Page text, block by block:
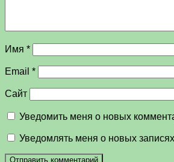
Имя *
Email *
Сайт
Уведомить меня о новых
Уведомлять меня о новых